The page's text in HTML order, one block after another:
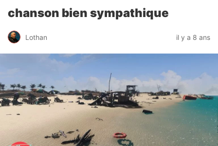
chanson bien sympathique
Lothan il y a 8 ans